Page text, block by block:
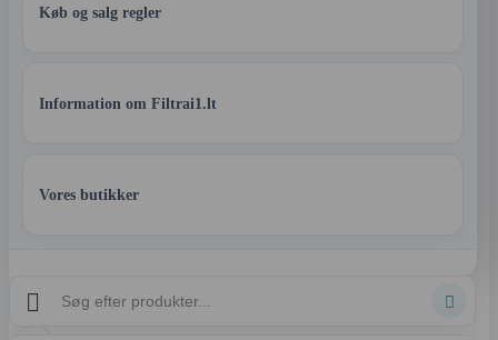
Køb og salg regler
Information om Filtrai1.lt
Vores butikker
 